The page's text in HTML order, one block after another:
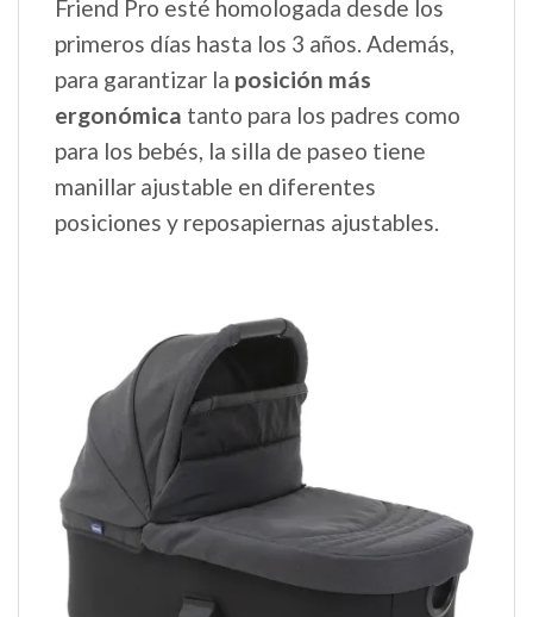
Friend Pro esté homologada desde los
primeros días hasta los 3 años. Además,
para garantizar la posición más
ergonómica tanto para los padres como
para los bebés, la silla de paseo tiene
manillar ajustable en diferentes
posiciones y reposapiernas ajustables.